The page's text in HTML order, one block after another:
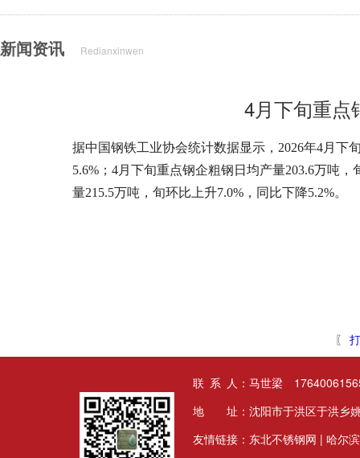
新闻资讯 Redianxinwen
4月下旬重点
据中国钢铁工业协会统计数据显示，2026年4月下
5.6%；4月下旬重点钢企粗钢日均产量203.6万吨
量215.5万吨，旬环比上升7.0%，同比下降5.2%。
〖
联 系 人：马世梁
地 址：沈阳市于洪区于洪乡姚
友情链接： 东北不锈钢网 | 哈尔